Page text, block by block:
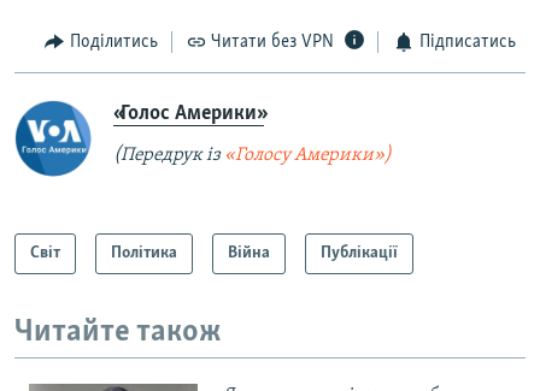
Поділитись Читати без VPN Підписатись
«Голос Америки»
(Передрук із «Голосу Америки»)
Світ Політика Війна Публікації
Читайте також